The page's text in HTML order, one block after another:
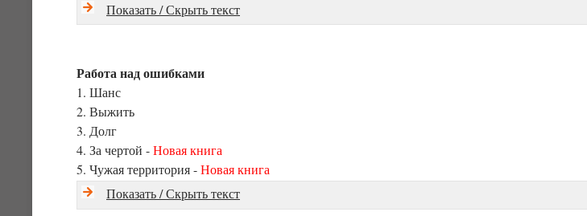
Показать / Скрыть текст
Работа над ошибками
1. Шанс
2. Выжить
3. Долг
4. За чертой -Новая книга
5. Чужая территория -Новая книга
Показать / Скрыть текст